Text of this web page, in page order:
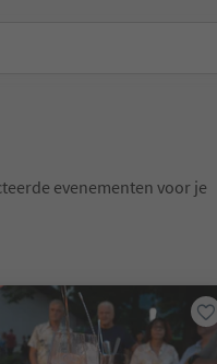
evenementen voor je